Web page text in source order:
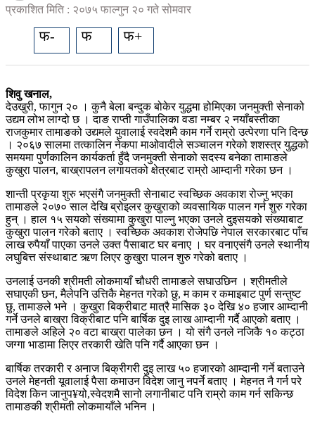
प्रकाशित मिति : २०७५ फाल्गुन २० गते सोमवार
फ- फ फ+
शिवु खनाल,
देउखुरी, फागुन २० । कुनै बेला बन्दुक बोकेर युद्धमा होमिएका जनमुक्ती सेनाको
उद्यम लोभ लाग्दो छ । दाङ राप्ती गाउँपालिका वडा नम्बर २ नयाँबस्तीका
राजकुमार तामाङको उद्यमले युवालाई स्वदेशमै काम गर्ने राम्रो उत्पेरणा पनि दिन्छ
। २०६७ सालमा तत्कालिन नेकपा माओवादीले सञ्चालन गरेको शशस्त्र युद्धको
समयमा पुर्णकालिन कार्यकर्ता हुँदै जनमुक्ती सेनाको सदस्य बनेका तामाङले
कुखुरा पालन, बाख्रापलन लगायतको क्षेत्रबाट राम्रो आम्दानी गरेका छन ।
शान्ती प्रकृया शुरु भएसंगै जनमुक्ती सेनाबाट स्वच्छिक अवकाश रोज्नु भएका
तामाङले २०७० साल देखि ब्रोइलर कुखुराको व्यवसायिक पालन गर्न शुरु गरेका
हुन् । हाल १५ सयको संख्यामा कुखुरा पाल्नु भएका उनले दुइसयको संख्याबाट
कुखुरा पालन गरेको बताए । स्वच्छिक अवकाश रोजेपछि नेपाल सरकारबाट पाँच
लाख रुपैयाँ पाएका उनले उक्त पैसाबाट घर बनाए । घर वनाएसंगै उनले स्थानीय
लघुबित्त संस्थाबाट ऋण लिएर कुखुरा पालन शुरु गरेको बताए ।
उनलाई उनकी श्रीमती लोकमायाँ चौधरी तामाङले सघाउछिन । श्रीमतीले
सघाएकी छन, मैलेपनि उत्तिकै मेहनत गरेको छु, म काम र कमाइबाट पुर्ण सन्तुष्ट
छु, तामाङले भने । कुखुरा बिक्रीबाट मात्रै मासिक ३० देखि ४० हजार आम्दानी
गर्ने उनले बाख्रा विक्रीबाट पनि बार्षिक दुइ लाख आम्दानी गर्दै आएको बताए ।
तामाङले अहिले २० वटा बाख्रा पालेका छन । यो संगै उनले नजिकै १० कट्ठा
जग्गा भाडामा लिएर तरकारी खेति पनि गर्दै आएका छन ।
बार्षिक तरकारी र अनाज बिक्रीगरी दुइ लाख ५० हजारको आम्दानी गर्ने बताउने
उनले मेहनती यूवालाई पैसा कमाउन विदेश जानु नपर्ने बताए । मेहनत नै गर्न परे
विदेश किन जानुप¥यो,स्वेदशमै सानो लगानीबाट पनि राम्रो काम गर्न सकिन्छ
तामाङकी श्रीमती लोकमायाँले भनिन ।